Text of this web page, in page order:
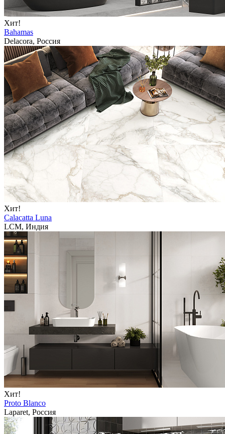
Хит!
Bahamas
Delacora, Россия
Хит!
Calacatta Luna
LCM, Индия
Хит!
Proto Blanco
Laparet, Россия